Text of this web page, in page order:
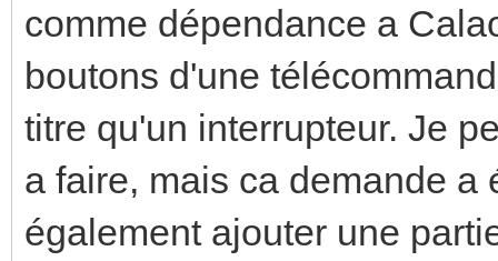
comme dépendance a
boutons d'une
titre qu'un interrupteur. Je
a faire, mais ca demande a
également ajouter une